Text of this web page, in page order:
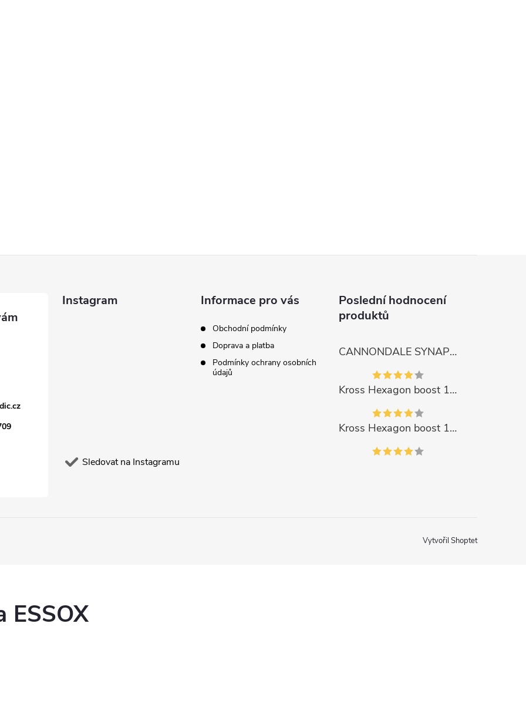
Instagram
Sledovat na Instagramu
Informace pro vás
Obchodní podmínky
Doprava a platba
Podmínky ochrany osobních
údajů
Poslední hodnocení
produktů
CANNONDALE SYNAPSE CARBON 4
Kross Hexagon boost 1.0 500Wh 2023
Kross Hexagon boost 1.0 500Wh 2023
Vytvořil Shoptet
ESSOX